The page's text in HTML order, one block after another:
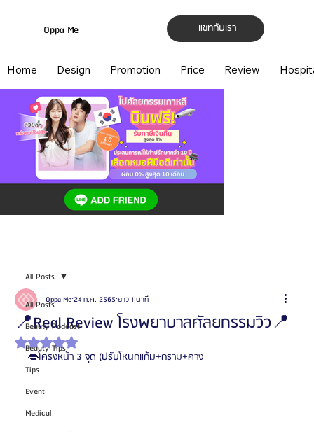
แชทกับเรา
Oppa Me
Home Design Promotion Price Review
All Posts
Beauty Podcast
Beauty Tips
Tips
Event
Medical
All Posts
📍Real Review โรงพยาบาลศัลยกรรมวิว📍
Oppa Me24 ก.ค. 2565 ยาว 1 นาที
ได้รับ NaN เต็ม 5 ดาว
👄โครงหน้า 3 จุด (ปรับโหนกแก้ม+กราม+คาง